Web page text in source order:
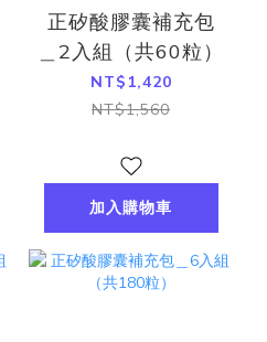
正矽酸膠囊補充包
＿2入組（共60粒）
NT$1,420
NT$1,560
加入購物車